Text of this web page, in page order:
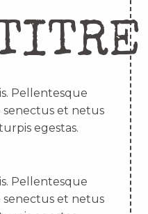
Pellentesque
et netus
egestas.
Pellentesque
et netus